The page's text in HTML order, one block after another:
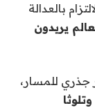
بالعدالة
يريدون
جذري للمسار،